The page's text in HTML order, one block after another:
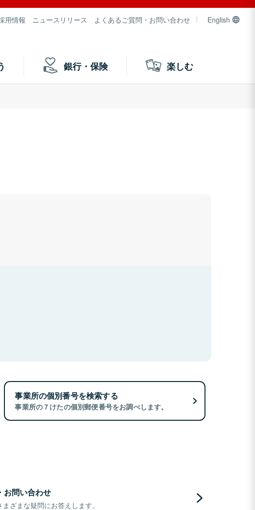
用情報 ニュースリリース よくあるご質問・お問い合わせ English
銀行・保険 楽しむ
事業所の個別番号を検索する
事業所の７けたの個別郵便番号をお調べします。
お問い合わせ
ざまな疑問にお答えします。